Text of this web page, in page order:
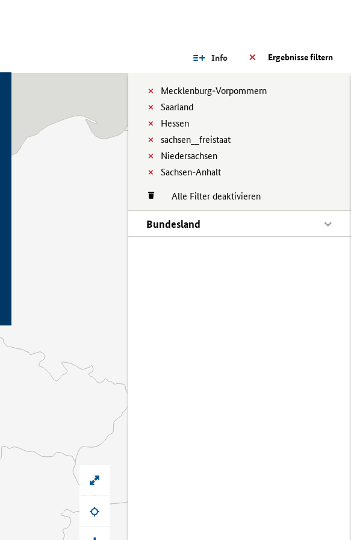
Ergebnisse filtern
Info
Mecklenburg-Vorpommern
Saarland
Hessen
sachsen__freistaat
Niedersachsen
Sachsen-Anhalt
Alle Filter deaktivieren
Bundesland